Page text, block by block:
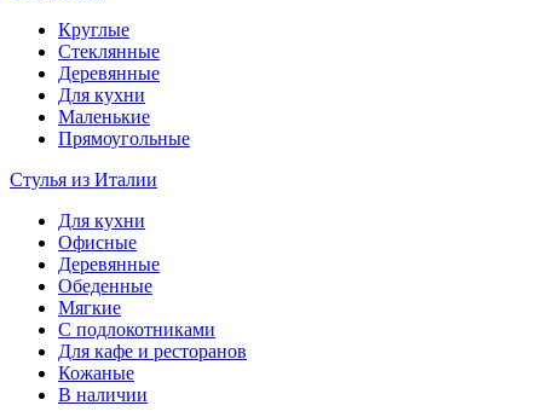
Круглые
Стеклянные
Деревянные
Для кухни
Маленькие
Прямоугольные
Стулья из Италии
Для кухни
Офисные
Деревянные
Обеденные
Мягкие
С подлокотниками
Для кафе и ресторанов
Кожаные
В наличии